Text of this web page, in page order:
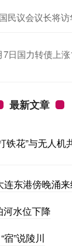
民议会议长将访
日国力转债上
最新文章
铁花”与无人机
东港傍晚涌
水位下降
”说陵川